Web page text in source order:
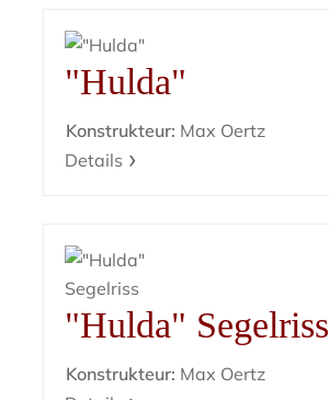
"Hulda"
Konstrukteur: Max Oertz
Details
"Hulda" Segelriss
Konstrukteur: Max Oertz